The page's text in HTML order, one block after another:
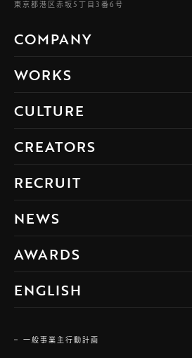
東京都港区赤坂5丁目3番6号
COMPANY
WORKS
CULTURE
CREATORS
RECRUIT
NEWS
AWARDS
ENGLISH
一般事業主行動計画